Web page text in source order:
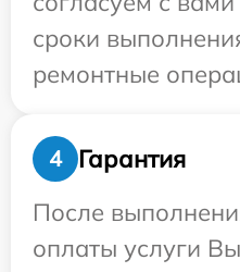
сроки
ремонтные
4
Гарантия
После
оплаты услуги